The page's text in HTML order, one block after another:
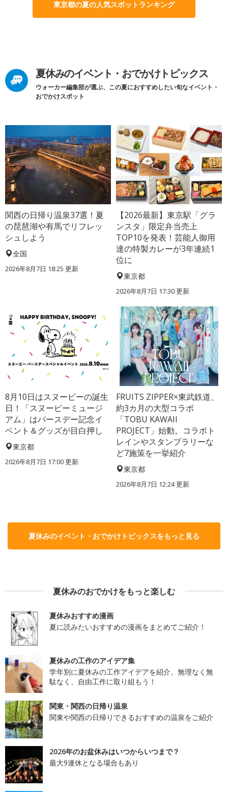
東京都の夏の人気スポットランキング
夏休みのイベント・おでかけトピックス
ウォーカー編集部が選ぶ、この夏におすすめしたい旬なイベント・
おでかけスポット
関西の日帰り温泉37選！夏
の琵琶湖や有馬でリフレッ
シュしよう
全国
2026年8月7日 18:25 更新
【2026最新】東京駅「グラ
ンスタ」限定弁当売上
TOP10を発表！芸能人御用
達の特製カレーが3年連続1
位に
東京都
2026年8月7日 17:30更新
8月10日はスヌーピーの誕生
日！「スヌーピーミュージ
アム」はバースデー記念イ
ベント＆グッズが目白押し
東京都
2026年8月7日 17:00更新
FRUITS ZIPPER×東武鉄道、
約3カ月の大型コラボ
「TOBU KAWAII
PROJECT」始動。コラボト
レインやスタンプラリーな
ど7施策を一挙紹介
東京都
2026年8月7日 12:24更新
夏休みのイベント・おでかけトピックスをもっと見る
夏休みのおでかけをもっと楽しむ
夏休みおすすめ漫画
夏に読みたいおすすめの漫画をまとめてご紹介！
夏休みの工作のアイデア集
学年別に夏休みの工作アイデアを紹介。無理なく無
駄なく、自由工作に取り組もう！
関東・関西の日帰り温泉
関東や関西の日帰りできるおすすめの温泉をご紹介
2026年のお盆休みはいつからいつまで？
最大9連休となる場合もあり